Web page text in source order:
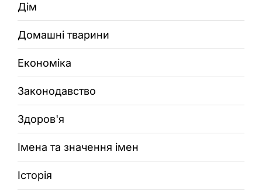
Дім
Домашні тварини
Економіка
Законодавство
Здоров'я
Імена та значення імен
Історія